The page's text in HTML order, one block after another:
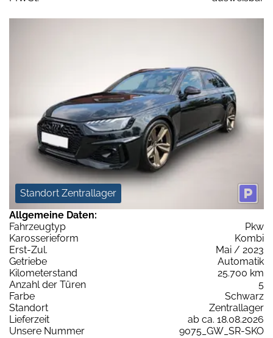
Standort Zentrallager
Allgemeine Daten:
Fahrzeugtyp
Pkw
Karosserieform
Kombi
Erst-Zul.
Mai / 2023
Getriebe
Automatik
Kilometerstand
25.700 km
Anzahl der Türen
5
Farbe
Schwarz
Standort
Zentrallager
Lieferzeit
ab ca. 18.08.2026
Unsere Nummer
9075_GW_SR-SKO